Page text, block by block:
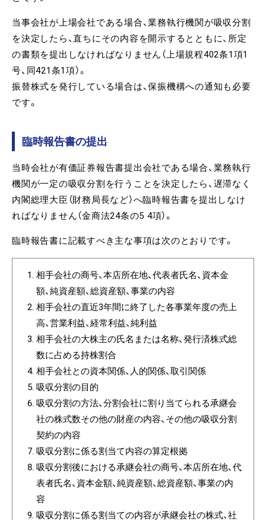
当事会社が上場会社である場合、業務執行機関が吸収分割
を決定したら、直ちにその内容を開示するとともに、所定
の書類を提出しなければなりません（上場規程402条1項1
号、同421条1項）。
振替株式を発行している場合は、保振機構への通知も必要
です。
臨時報告書の提出
当時会社が有価証券報告書提出会社である場合、業務執行
機関が一定の吸収分割を行うことを決定したら、遅滞なく
内閣総理大臣（財務局長など）へ臨時報告書を提出しなけ
ればなりません（金商法24条の5 4項）。
臨時報告書に記載すべき主な事項は次のとおりです。
相手会社の商号、本店所在地、代表者氏名、資本金
額、純資産額、総資産額、事業の内容
相手会社の直近3年間に終了した各事業年度の売上
高、営業利益、経常利益、純利益
相手会社の大株主の氏名または名称、発行済株式総
数に占める持株割合
相手会社との資本関係、人的関係、取引関係
吸収分割の目的
吸収分割の方法、分割会社に割り当てられる承継会
社の株式数その他の財産の内容、その他の吸収分割
契約の内容
吸収分割に係る割当て内容の算定根拠
吸収分割後における承継会社の商号、本店所在地、代
表者氏名、資本金額、純資産額、総資産額、事業の内
容
吸収分割に係る割当ての内容が承継会社の株式、社